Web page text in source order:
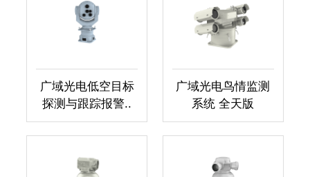
广域光电低空目标
探测与跟踪报警..
广域光电鸟情监测
系统 全天版